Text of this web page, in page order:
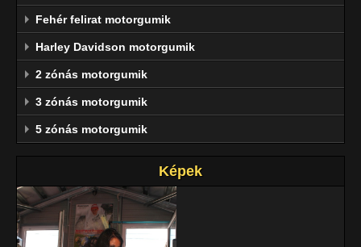
Fehér felirat motorgumik
Harley Davidson motorgumik
2 zónás motorgumik
3 zónás motorgumik
5 zónás motorgumik
Képek